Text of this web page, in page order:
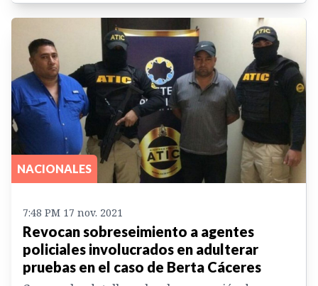
NACIONALES
7:48 PM 17 nov. 2021
Revocan sobreseimiento a agentes
policiales involucrados en adulterar
pruebas en el caso de Berta Cáceres